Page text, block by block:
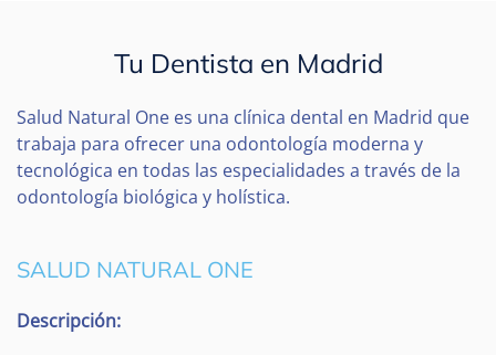
Tu Dentista en Madrid
Salud Natural One es una clínica dental en Madrid que
trabaja para ofrecer una odontología moderna y
tecnológica en todas las especialidades a través de la
odontología biológica y holística.
SALUD NATURAL ONE
Descripción: